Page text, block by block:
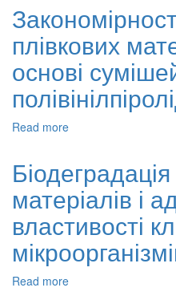
наповнених
карбонатом
кальцію
полімерних
нанокомпозитів
плівкових
основі
Read more
плівкових
матеріалів
на
основі
сумішей
поліаміду
матеріалів і
властивості
Read more